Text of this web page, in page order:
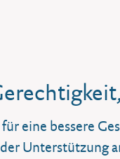
eine bessere
Unterstützung